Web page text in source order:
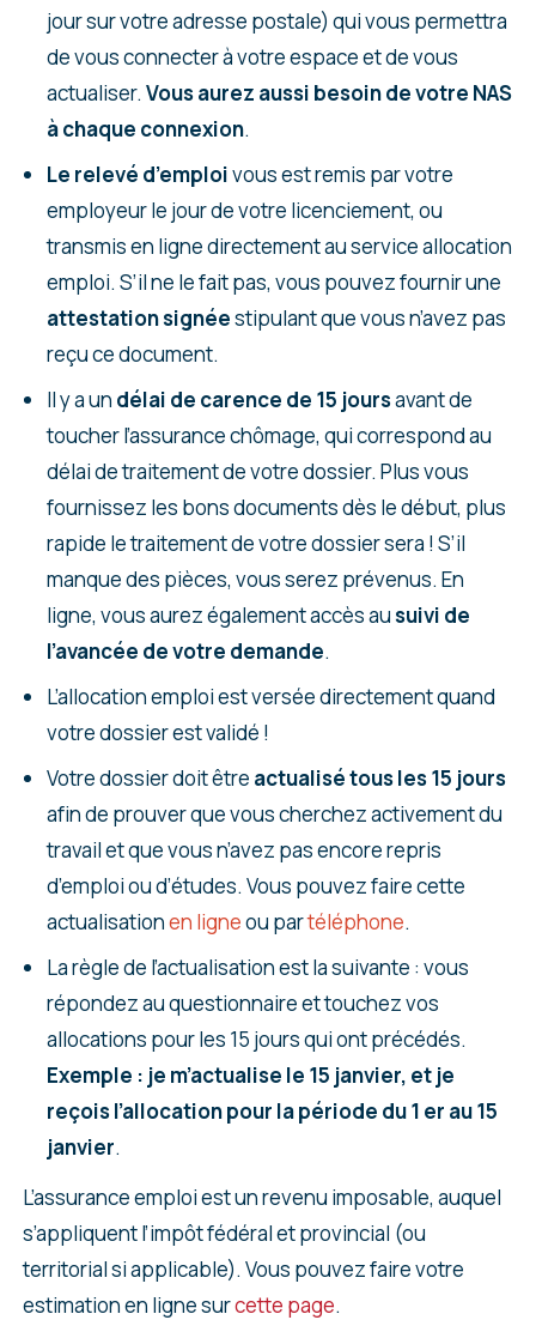
jour sur votre adresse postale) qui vous permettra
de vous connecter à votre espace et de vous
actualiser. Vous aurez aussi besoin de votre NAS
à chaque connexion.
Le relevé d’emploivous est remis par votre
employeur le jour de votre licenciement, ou
transmis en ligne directement au service allocation
emploi. S’il ne le fait pas, vous pouvez fournir une
attestation signéestipulant que vous n’avez pas
reçu ce document.
Il y a un délai de carence de 15 joursavant de
toucher l’assurance chômage, qui correspond au
délai de traitement de votre dossier. Plus vous
fournissez les bons documents dès le début, plus
rapide le traitement de votre dossier sera ! S’il
manque des pièces, vous serez prévenus. En
ligne, vous aurez également accès ausuivi de
l’avancée de votre demande.
L’allocation emploi est versée directement quand
votre dossier est validé !
Votre dossier doit être actualisé tous les 15 jours
afin de prouver que vous cherchez activement du
travail et que vous n’avez pas encore repris
d’emploi ou d’études. Vous pouvez faire cette
actualisationen ligneou partéléphone.
La règle de l’actualisation est la suivante : vous
répondez au questionnaire et touchez vos
allocations pour les 15 jours qui ont précédés.
Exemple : je m’actualise le 15 janvier, et je
reçois l’allocation pour la période du 1 er au 15
janvier.
L’assurance emploi est un revenu imposable, auquel
s’appliquent l’impôt fédéral et provincial (ou
territorial si applicable). Vous pouvez faire votre
estimation en ligne surcette page.